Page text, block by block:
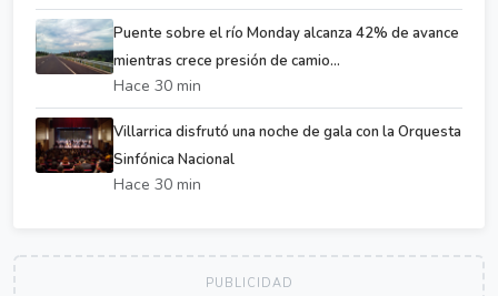
Puente sobre el río Monday alcanza 42% de avance
mientras crece presión de camio...
Hace 30 min
Villarrica disfrutó una noche de gala con la Orquesta
Sinfónica Nacional
Hace 30 min
PUBLICIDAD